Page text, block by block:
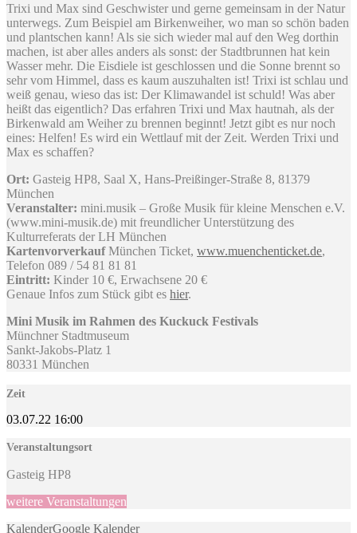
Trixi und Max sind Geschwister und gerne gemeinsam in der Natur
unterwegs. Zum Beispiel am Birkenweiher, wo man so schön baden
und plantschen kann! Als sie sich wieder mal auf den Weg dorthin
machen, ist aber alles anders als sonst: der Stadtbrunnen hat kein
Wasser mehr. Die Eisdiele ist geschlossen und die Sonne brennt so
sehr vom Himmel, dass es kaum auszuhalten ist! Trixi ist schlau und
weiß genau, wieso das ist: Der Klimawandel ist schuld! Was aber
heißt das eigentlich? Das erfahren Trixi und Max hautnah, als der
Birkenwald am Weiher zu brennen beginnt! Jetzt gibt es nur noch
eines: Helfen! Es wird ein Wettlauf mit der Zeit. Werden Trixi und
Max es schaffen?
Ort: Gasteig HP8, Saal X, Hans-Preißinger-Straße 8, 81379
München
Veranstalter: mini.musik – Große Musik für kleine Menschen e.V.
(www.mini-musik.de) mit freundlicher Unterstützung des
Kulturreferats der LH München
KartenvorverkaufMünchen Ticket, www.muenchenticket.de,
Telefon 089 / 54 81 81 81
Eintritt: Kinder 10 €, Erwachsene 20 €
Genaue Infos zum Stück gibt es hier.
Mini Musik im Rahmen des Kuckuck Festivals
Münchner Stadtmuseum
Sankt-Jakobs-Platz 1
80331 München
Zeit
03.07.22 16:00
Veranstaltungsort
Gasteig HP8
weitere Veranstaltungen
KalenderGoogle Kalender